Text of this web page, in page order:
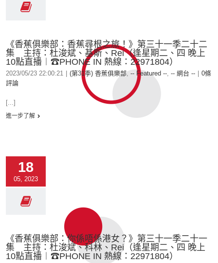
《香蕉俱樂部：香蕉尋根之旅！》第三十一季二十二
集 主持：杜浚斌、基斯、Rei（逢星期二、四 晚上
10點直播︱☎PHONE IN 熱線：22971804）
2023/05/23 22:00:21 (第31季) 香蕉俱樂部, -- Featured --, -- 網台 --
0條
評論
[...]
進一步了解
18
05, 2023
《香蕉俱樂部：你係唔係港女？》第三十一季二十一
集 主持：杜浚斌、科林、Rei（逢星期二、四 晚上
10點直播︱☎PHONE IN 熱線：22971804）